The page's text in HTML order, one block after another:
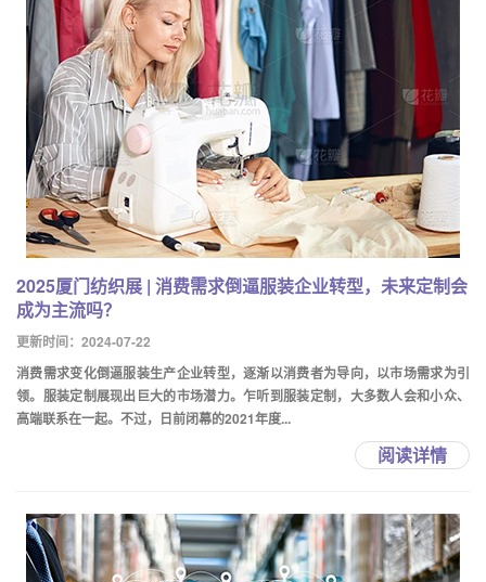
2025厦门纺织展 | 消费需求倒逼服装企业转型，未来定制会
成为主流吗？
更新时间：2024-07-22
消费需求变化倒逼服装生产企业转型，逐渐以消费者为导向，以市场需求为引
领。服装定制展现出巨大的市场潜力。乍听到服装定制，大多数人会和小众、
高端联系在一起。不过，日前闭幕的2021年度...
阅读详情